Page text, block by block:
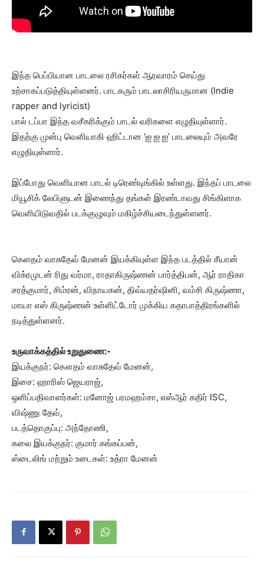
இந்த பெப்பியான பாடலை ரசிகர்கள் ஆரவாரம் செய்து
உற்சாகப்படுத்தியுள்ளனர். பாடகரும் பாடலாசிரியருமான (Indie
rapper and lyricist)
பால் டப்பா இந்த வசீகரிக்கும் பாடல் வரிகளை எழுதியுள்ளார்.
இதற்கு முன்பு வெளியாகி ஹிட்டான ‘ஐ ஐ ஐ’ பாடலையும் அவரே
எழுதியுள்ளார்.
இப்போது வெளியான பாடல் டிரெண்டிங்கில் உள்ளது. இந்தப் பாடலை
மியூசிக் லேபிளுடன் இணைந்து தங்கள் இரண்டாவது சிங்கிளாக
வெளியிடுவதில் படக்குழுவும் மகிழ்ச்சியடைந்துள்ளனர்.
கெளதம் வாசுதேவ் மேனன் இயக்கியுள்ள இந்த படத்தில் சீயான்
விக்ரமுடன் ரிது வர்மா, ராதாகிருஷ்ணன் பார்த்திபன், ஆர் ராதிகா
சரத்குமார், சிம்ரன், விநாயகன், திவ்யதர்ஷினி, வம்சி கிருஷ்ணா,
மாயா எஸ் கிருஷ்ணன் உள்ளிட்டோர் முக்கிய கதாபாத்திரங்களில்
நடித்துள்ளனர்.
உருவாக்கத்தில் உறுதுணை:-
இயக்குநர்: கௌதம் வாசுதேவ் மேனன்,
இசை: ஹாரிஸ் ஜெயராஜ்,
ஒளிப்பதிவாளர்கள்: மனோஜ் பரமஹம்சா, எஸ்ஆர் கதிர் ISC,
விஷ்ணு தேவ்,
படத்தொகுப்பு: அந்தோணி,
கலை இயக்குநர்: குமார் கங்கப்பன்,
ஸ்டைலிங் மற்றும் உடைகள்: உத்ரா மேனன்